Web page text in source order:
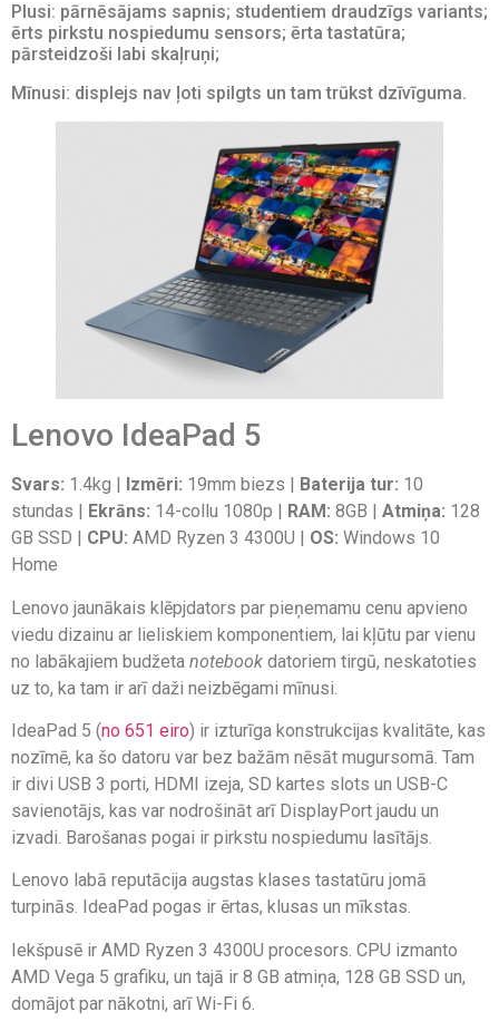
Plusi: pārnēsājams sapnis; studentiem draudzīgs variants;
ērts pirkstu nospiedumu sensors; ērta tastatūra;
pārsteidzoši labi skaļruņi;
Mīnusi: displejs nav ļoti spilgts un tam trūkst dzīvīguma.
Lenovo IdeaPad 5
Svars: 1.4kg | Izmēri: 19mm biezs | Baterija tur: 10
stundas | Ekrāns: 14-collu 1080p | RAM: 8GB | Atmiņa: 128
GB SSD | CPU: AMD Ryzen 3 4300U | OS: Windows 10
Home
Lenovo jaunākais klēpjdators par pieņemamu cenu apvieno
viedu dizainu ar lieliskiem komponentiem, lai kļūtu par vienu
no labākajiem budžeta notebook datoriem tirgū, neskatoties
uz to, ka tam ir arī daži neizbēgami mīnusi.
IdeaPad 5 (no 651 eiro) ir izturīga konstrukcijas kvalitāte, kas
nozīmē, ka šo datoru var bez bažām nēsāt mugursomā. Tam
ir divi USB 3 porti, HDMI izeja, SD kartes slots un USB-C
savienotājs, kas var nodrošināt arī DisplayPort jaudu un
izvadi. Barošanas pogai ir pirkstu nospiedumu lasītājs.
Lenovo labā reputācija augstas klases tastatūru jomā
turpinās. IdeaPad pogas ir ērtas, klusas un mīkstas.
Iekšpusē ir AMD Ryzen 3 4300U procesors. CPU izmanto
AMD Vega 5 grafiku, un tajā ir 8 GB atmiņa, 128 GB SSD un,
domājot par nākotni, arī Wi-Fi 6.